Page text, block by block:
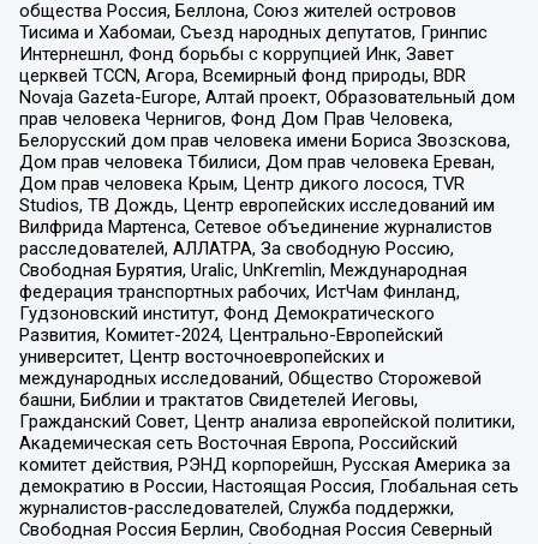
общества Россия, Беллона, Союз жителей островов
Тисима и Хабомаи, Съезд народных депутатов, Гринпис
Интернешнл, Фонд борьбы с коррупцией Инк, Завет
церквей TCCN, Агора, Всемирный фонд природы, BDR
Novaja Gazeta-Europe, Алтай проект, Образовательный дом
прав человека Чернигов, Фонд Дом Прав Человека,
Белорусский дом прав человека имени Бориса Звозскова,
Дом прав человека Тбилиси, Дом прав человека Ереван,
Дом прав человека Крым, Центр дикого лосося, TVR
Studios, ТВ Дождь, Центр европейских исследований им
Вилфрида Мартенса, Сетевое объединение журналистов
расследователей, АЛЛАТРА, За свободную Россию,
Свободная Бурятия, Uralic, UnKremlin, Международная
федерация транспортных рабочих, ИстЧам Финланд,
Гудзоновский институт, Фонд Демократического
Развития, Комитет-2024, Центрально-Европейский
университет, Центр восточноевропейских и
международных исследований, Общество Сторожевой
башни, Библии и трактатов Свидетелей Иеговы,
Гражданский Совет, Центр анализа европейской политики,
Академическая сеть Восточная Европа, Российский
комитет действия, РЭНД корпорейшн, Русская Америка за
демократию в России, Настоящая Россия, Глобальная сеть
журналистов-расследователей, Служба поддержки,
Свободная Россия Берлин, Свободная Россия Северный